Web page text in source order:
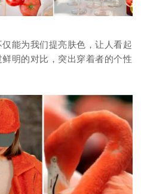
能为我们提亮肤色，让人看起
明的对比，突出穿着者的个性